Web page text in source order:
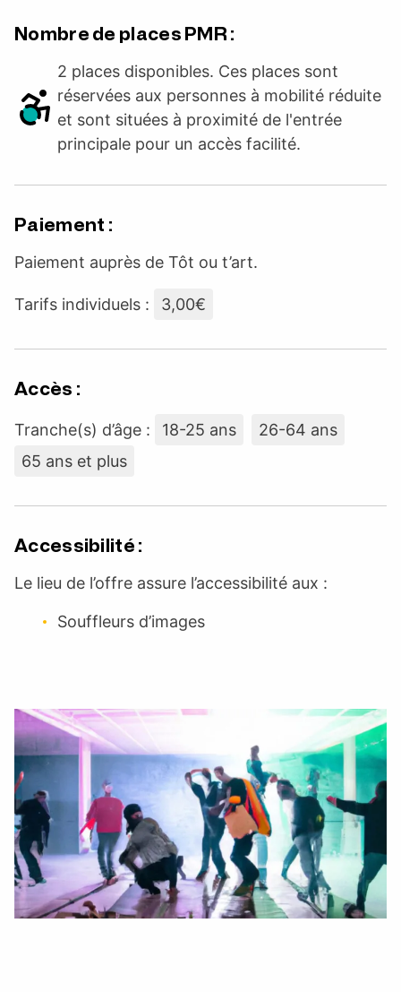
Nombre de places PMR :
2 places disponibles. Ces places sont
réservées aux personnes à mobilité réduite
et sont situées à proximité de l'entrée
principale pour un accès facilité.
Paiement :
Paiement auprès de Tôt ou t’art.
Tarifs individuels : 3,00€
Accès :
Tranche(s) d’âge : 18-25 ans
26-64 ans
65 ans et plus
Accessibilité :
Le lieu de l’offre assure l’accessibilité aux :
Souffleurs d’images